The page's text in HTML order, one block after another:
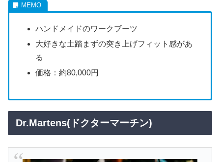
ハンドメイドのワークブーツ
大好きな土踏まずの突き上げフィット感があ
る
価格：約80,000円
Dr.Martens(ドクターマーチン)